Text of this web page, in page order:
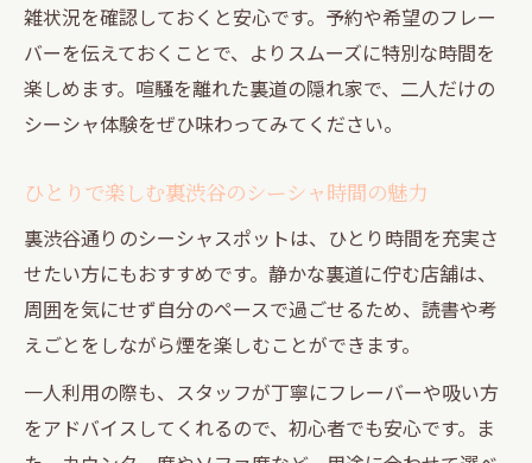
雑状況を確認しておくと安心です。予約や希望のフレー
バーを伝えておくことで、よりスムーズに特別な時間を
楽しめます。喧騒を離れた裏道の隠れ家で、二人だけの
シーシャ体験をぜひ味わってみてください。
ひとりで楽しむ裏渋谷のシーシャ時間の魅力
裏渋谷通りのシーシャスポットは、ひとり時間を充実さ
せたい方にもおすすめです。静かな裏道に佇む店舗は、
周囲を気にせず自分のペースで過ごせるため、読書や考
えごとをしながら煙を楽しむことができます。
一人利用の際も、スタッフが丁寧にフレーバーや吸い方
をアドバイスしてくれるので、初心者でも安心です。ま